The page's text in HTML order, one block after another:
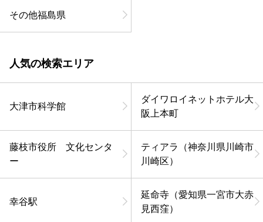
その他福島県
人気の検索エリア
大津市科学館
ダイワロイネットホテル大
阪上本町
藤枝市役所 文化センタ
ー
ティアラ（神奈川県川崎市
川崎区）
幸谷駅
延命寺（愛知県一宮市大赤
見西窪）